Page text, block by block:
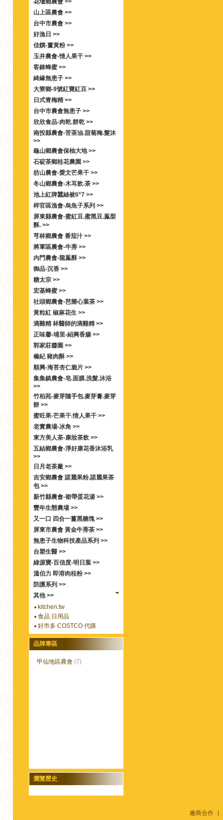
花壇鄉農會 >>
山上區農會 >>
台中市農會 >>
好漁日 >>
佳饌-薑黃粉 >>
玉井農會-情人果干 >>
客錸蜂蜜 >>
綺緣無患子 >>
大寮鄉-9號紅寶紅豆 >>
日式青梅精 >>
台中市農會無患子 >>
欣欣食品-肉乾.餅乾 >>
南投縣農會-苦茶油.甜菊梅.髮沐
>>
龜山鄉農會保柚大地 >>
石碇茶鄉桂花農園 >>
枋山農會-愛文芒果干 >>
冬山鄉農會-木耳飲.茶 >>
池上紅牌蠶絲被6*7 >>
梓官區漁會-烏魚子系列 >>
屏東縣農會-蜜紅豆.蜜黑豆.鳯梨
酥. >>
芎林鄉農會 番茄汁 >>
將軍區農會-牛蒡 >>
內門農會-龍鳯酥 >>
御品-沉香 >>
糖太宗 >>
宏基蜂蜜 >>
社頭鄉農會-芭樂心葉茶 >>
黃粒紅 椒麻花生 >>
滴雞精 林醫師的滴雞精 >>
正味馨-埔里-紹興香腸 >>
郭家莊醬園 >>
榛紀 豬肉酥 >>
順興-海苔杏仁脆片 >>
集集鎮農會-皂.面膜.洗髮.沐浴
>>
竹柏苑-麥芽隨手包.麥芽膏.麥芽
餅 >>
蜜旺果-芒果干.情人果干 >>
老實農場-冰角 >>
東方美人茶-康妝茶飲 >>
五結鄉農會-淨好康花香沐浴乳
>>
日月老茶廠 >>
吉安鄉農會 諾麗果粉.諾麗果茶
包 >>
新竹縣農會-裙帶蛋花湯 >>
豐年生態農場 >>
又一口 四合一薑黑糖塊 >>
屏東市農會 黃金牛蒡茶 >>
無患子生物科技產品系列 >>
台塑生醫 >>
綠源寶-百信度-明日葉 >>
溫伯力 即溶肉桂粉 >>
防護系列 >>
其他 >>
kitchen.tw
食品.日用品
好市多 COSTCO 代購
品牌專區
甲仙地區農會 (7)
瀏覽歷史
廠商合作